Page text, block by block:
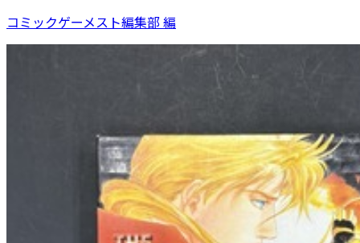
コミックゲーメスト編集部 編